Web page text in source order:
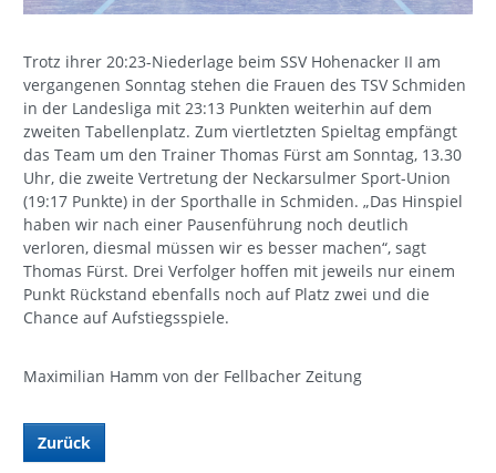
Trotz ihrer 20:23-Niederlage beim SSV Hohenacker II am
vergangenen Sonntag stehen die Frauen des TSV Schmiden
in der Landesliga mit 23:13 Punkten weiterhin auf dem
zweiten Tabellenplatz. Zum viertletzten Spieltag empfängt
das Team um den Trainer Thomas Fürst am Sonntag, 13.30
Uhr, die zweite Vertretung der Neckarsulmer Sport-Union
(19:17 Punkte) in der Sporthalle in Schmiden. „Das Hinspiel
haben wir nach einer Pausenführung noch deutlich
verloren, diesmal müssen wir es besser machen“, sagt
Thomas Fürst. Drei Verfolger hoffen mit jeweils nur einem
Punkt Rückstand ebenfalls noch auf Platz zwei und die
Chance auf Aufstiegsspiele.
Maximilian Hamm von der Fellbacher Zeitung
Zurück